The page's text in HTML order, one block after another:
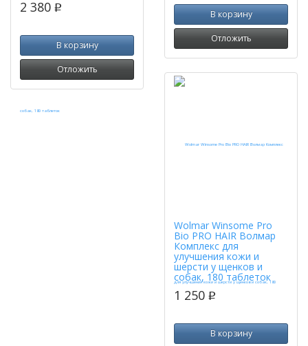
2 380 p
В корзину
Отложить
В корзину
Отложить
Wolmar Winsome Pro
Bio PRO HAIR Волмар
Комплекс для
улучшения кожи и
шерсти у щенков и
собак, 180 таблеток
1 250 p
В корзину